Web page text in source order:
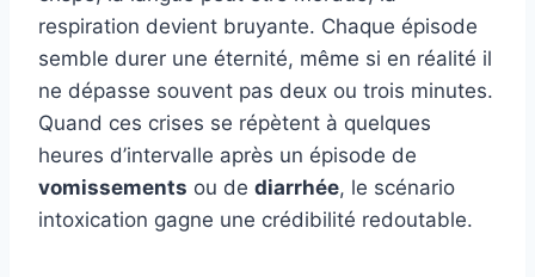
respiration devient bruyante. Chaque épisode
semble durer une éternité, même si en réalité il
ne dépasse souvent pas deux ou trois minutes.
Quand ces crises se répètent à quelques
heures d’intervalle après un épisode de
vomissements ou de diarrhée, le scénario
intoxication gagne une crédibilité redoutable.